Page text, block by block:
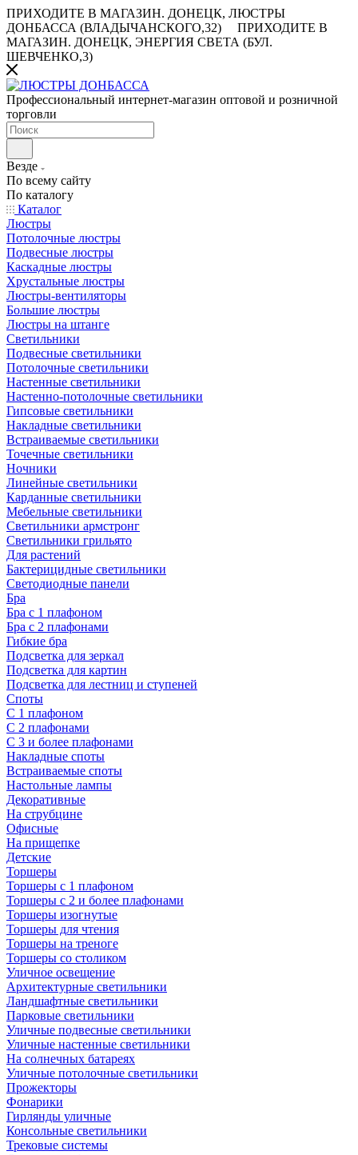
ПРИХОДИТЕ В МАГАЗИН. ДОНЕЦК, ЛЮСТРЫ
ДОНБАССА (ВЛАДЫЧАНСКОГО,32)
ПРИХОДИТЕ В
МАГАЗИН. ДОНЕЦК, ЭНЕРГИЯ СВЕТА (БУЛ.
ШЕВЧЕНКО,3)
Профессиональный интернет-магазин оптовой и розничной
торговли
Везде
По всему сайту
По каталогу
Каталог
Люстры
Потолочные люстры
Подвесные люстры
Каскадные люстры
Хрустальные люстры
Люстры-вентиляторы
Большие люстры
Люстры на штанге
Светильники
Подвесные светильники
Потолочные светильники
Настенные светильники
Настенно-потолочные светильники
Гипсовые светильники
Накладные светильники
Встраиваемые светильники
Точечные светильники
Ночники
Линейные светильники
Карданные светильники
Мебельные светильники
Светильники армстронг
Светильники грильято
Для растений
Бактерицидные светильники
Светодиодные панели
Бра
Бра с 1 плафоном
Бра с 2 плафонами
Гибкие бра
Подсветка для зеркал
Подсветка для картин
Подсветка для лестниц и ступеней
Споты
С 1 плафоном
С 2 плафонами
С 3 и более плафонами
Накладные споты
Встраиваемые споты
Настольные лампы
Декоративные
На струбцине
Офисные
На прищепке
Детские
Торшеры
Торшеры с 1 плафоном
Торшеры с 2 и более плафонами
Торшеры изогнутые
Торшеры для чтения
Торшеры на треноге
Торшеры со столиком
Уличное освещение
Архитектурные светильники
Ландшафтные светильники
Парковые светильники
Уличные подвесные светильники
Уличные настенные светильники
На солнечных батареях
Уличные потолочные светильники
Прожекторы
Фонарики
Гирлянды уличные
Консольные светильники
Трековые системы